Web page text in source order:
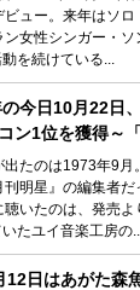
ビュー。来年はソロ
ン女性シンガー・ソ
を続けている...
今日10月22日
ン1位を獲得～
出たのは1973年9月
刊明星』の編集者
聴いたのは、発売よ
たユイ音楽工房の
12日はあがた森